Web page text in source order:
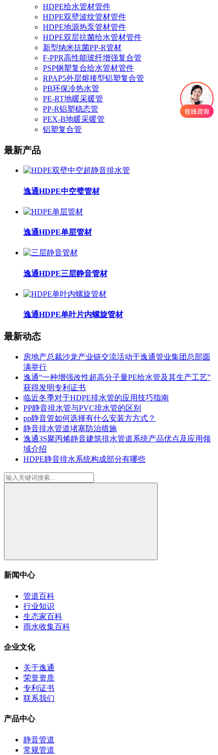
HDPE给水管材管件
HDPE双壁波纹管材管件
HDPE地源热泵管材管件
HDPE双层抗菌给水管材管件
新型纳米抗菌PP-R管材
F-PPR高性能玻纤增强复合管
PSP钢塑复合给水管材管件
RPAP5外层熔接型铝塑复合管
PB环保冷热水管
PE-RT地暖采暖管
PP-R铝塑稳态管
PEX-B地暖采暖管
铝塑复合管
最新产品
逸通HDPE中空璧管材
逸通HDPE单层管材
逸通HDPE三层静音管材
逸通HDPE单叶片内螺旋管材
最新动态
房地产总裁沙龙产业链交流活动于逸通管业集团总部圆
满举行
逸通“一种增强改性超高分子量PE给水管及其生产工艺”
获得发明专利证书
临近冬季对于HDPE排水管的应用技巧指南
PP静音排水管与PVC排水管的区别
pp静音管如何选择有什么安装方方式？
静音排水管道堵塞防治措施
逸通3S聚丙烯静音建筑排水管道系统产品优点及应用领
域介绍
HDPE静音排水系统构成部分有哪些
新闻中心
管道百科
行业知识
生态家百科
雨水收集百科
企业文化
关于逸通
荣誉资质
专利证书
联系我们
产品中心
静音管道
常规管道